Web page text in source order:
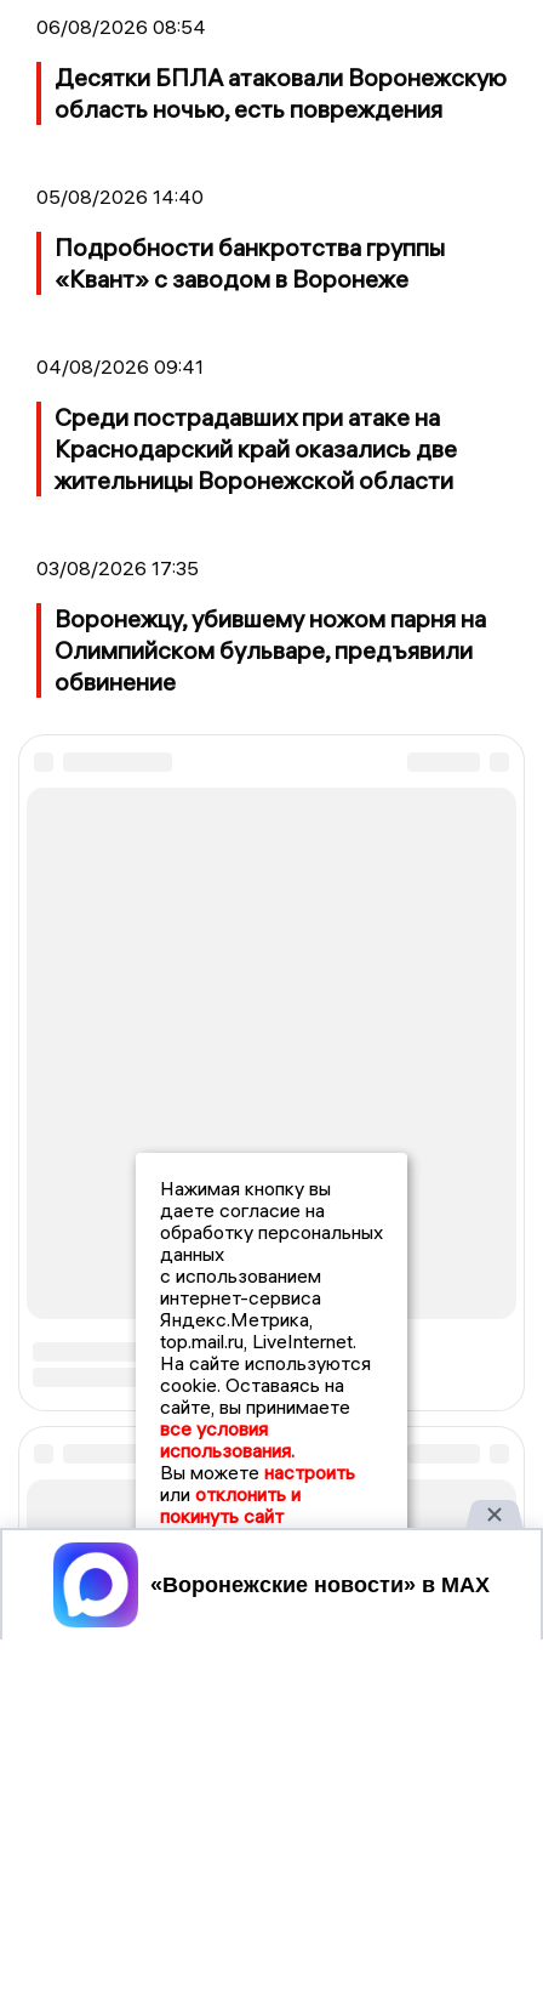
06/08/2026 08:54
Десятки БПЛА атаковали Воронежскую
область ночью, есть повреждения
05/08/2026 14:40
Подробности банкротства группы
«Квант» с заводом в Воронеже
04/08/2026 09:41
Среди пострадавших при атаке на
Краснодарский край оказались две
жительницы Воронежской области
03/08/2026 17:35
Воронежцу, убившему ножом парня на
Олимпийском бульваре, предъявили
обвинение
Нажимая кнопку вы
даете согласие на
обработку персональных
данных
с использованием
интернет-сервиса
Яндекс.Метрика,
top.mail.ru, LiveInternet.
На сайте используются
cookie. Оставаясь на
сайте, вы принимаете
все условия
использования.
Вы можете настроить
или отклонить и
покинуть сайт
Принять